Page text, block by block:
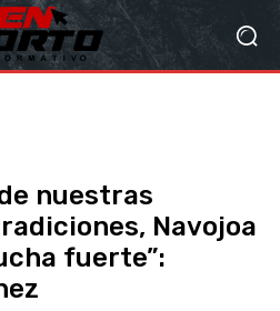
nuestras
Navojoa
fuerte”: